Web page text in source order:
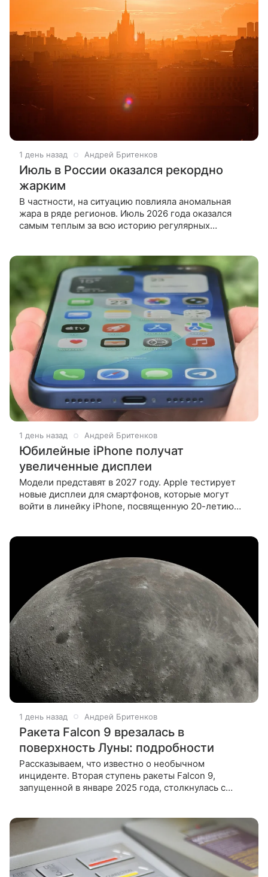
1 день назад Андрей Бритенков
Июль в России оказался рекордно
жарким
В частности, на ситуацию повлияла аномальная
жара в ряде регионов. Июль 2026 года оказался
самым теплым за всю историю регулярных
1 день назад Андрей Бритенков
Юбилейные iPhone получат
увеличенные дисплеи
Модели представят в 2027 году. Apple тестирует
новые дисплеи для смартфонов, которые могут
войти в линейку iPhone, посвященную 20-летию
1 день назад Андрей Бритенков
Ракета Falcon 9 врезалась в
поверхность Луны: подробности
Рассказываем, что известно о необычном
инциденте. Вторая ступень ракеты Falcon 9,
запущенной в январе 2025 года, столкнулась с